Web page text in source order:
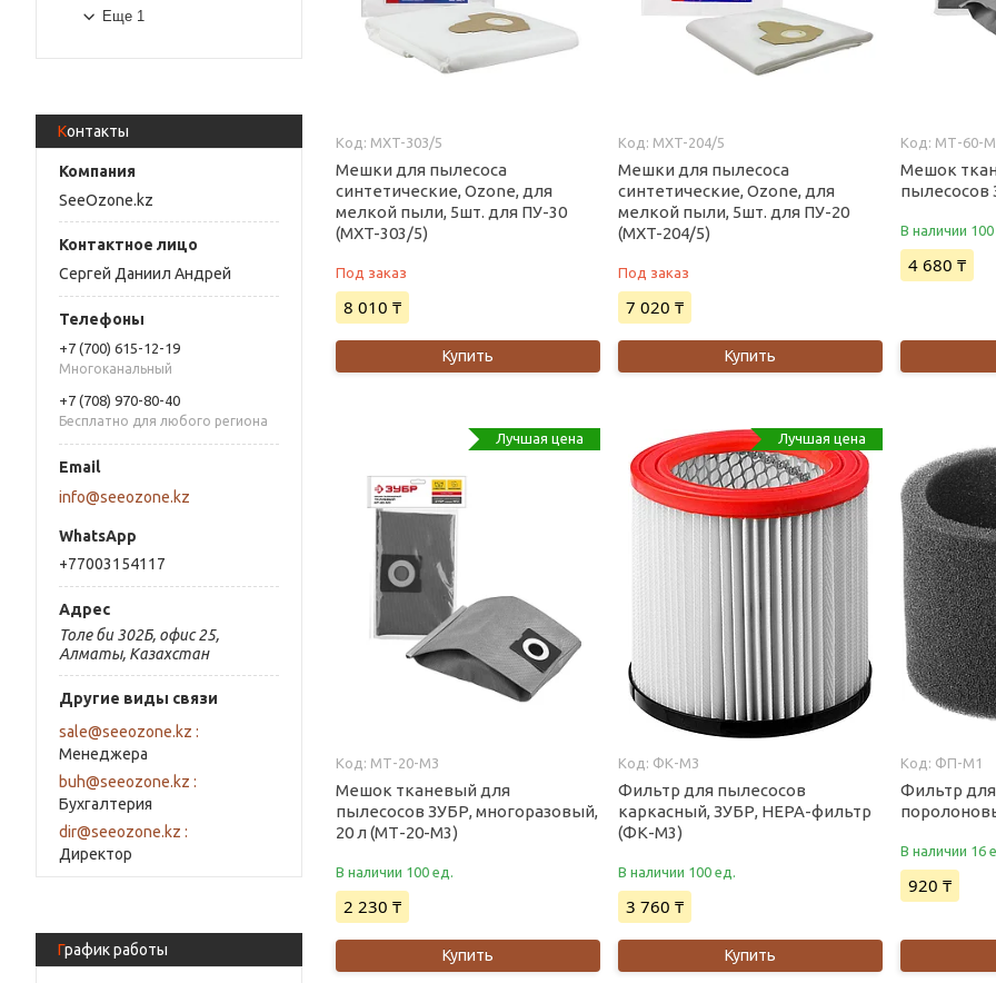
Еще 1
Контакты
SeeOzone.kz
Сергей Даниил Андрей
+7 (700) 615-12-19
Многоканальный
+7 (708) 970-80-40
Бесплатно для любого региона
info@seeozone.kz
+77003154117
Толе би 302Б, офис 25,
Алматы, Казахстан
Другие виды связи
sale@seeozone.kz
Менеджера
buh@seeozone.kz
Бухгалтерия
dir@seeozone.kz
Директор
График работы
MXT-303/5
Мешки для пылесоса
синтетические, Ozone, для
мелкой пыли, 5шт. для ПУ-30
(MXT-303/5)
Под заказ
8 010 ₸
Купить
MXT-204/5
Мешки для пылесоса
синтетические, Ozone, для
мелкой пыли, 5шт. для ПУ-20
(MXT-204/5)
Под заказ
7 020 ₸
Купить
МТ-60-
Мешок
пылесосов
В наличии
4 680 ₸
Лучшая цена
МТ-20-М3
Мешок тканевый для
пылесосов ЗУБР, многоразовый,
20 л (МТ-20-М3)
В наличии 100 ед.
2 230 ₸
Купить
Лучшая цена
ФК-М3
Фильтр для пылесосов
каркасный, ЗУБР, НЕРА-фильтр
(ФК-М3)
В наличии 100 ед.
3 760 ₸
Купить
ФП-М1
Фильтр
В наличии 16
920 ₸